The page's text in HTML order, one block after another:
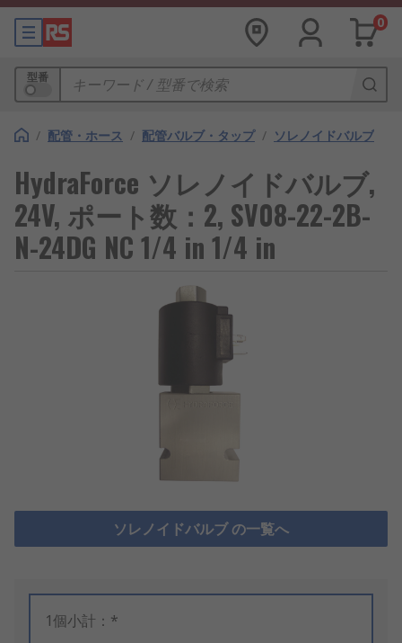
0
型番
/ 配管・ホース / 配管バルブ・タップ / ソレノイドバルブ
HydraForce ソレノイドバルブ,
24V, ポート数：2, SV08-22-2B-
N-24DG NC 1/4 in 1/4 in
ソレノイドバルブ の一覧へ
1個小計：*